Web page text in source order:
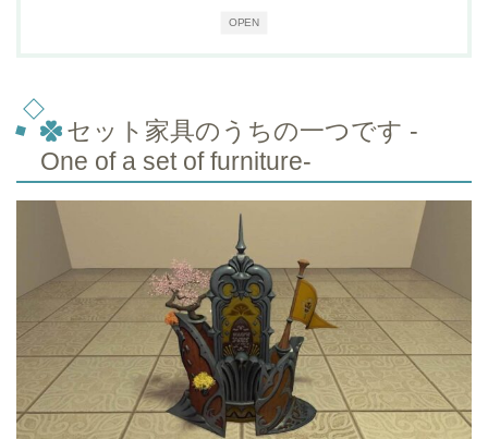
OPEN
セット家具のうちの一つです -
One of a set of furniture-